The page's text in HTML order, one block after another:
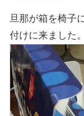
旦那が箱を椅子
付けに来ました。